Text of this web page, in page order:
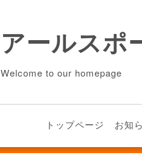
アールスポ
Welcome to our homepage
トップページ お知